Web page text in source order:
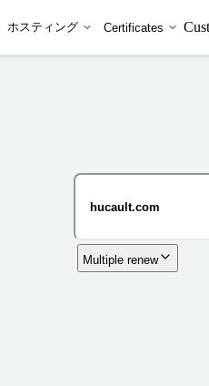
ホスティング Certificates
Multiple renew